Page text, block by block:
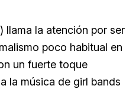
llama la atención por ser
poco habitual en
un fuerte toque
la música de girl bands